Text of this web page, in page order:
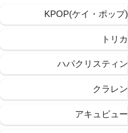
KPOP(ケイ・ポップ)
トリカ
ハパクリスティン
クラレン
アキュビュー